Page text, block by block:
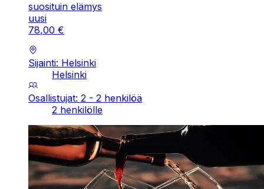
suosituin elämys
uusi
78,00 €
Sijainti: Helsinki
Helsinki
Osallistujat: 2 - 2 henkilöä
2 henkilölle